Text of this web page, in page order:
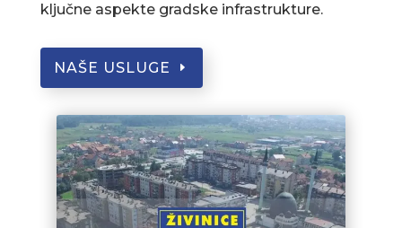
ključne aspekte gradske infrastrukture.
NAŠE USLUGE